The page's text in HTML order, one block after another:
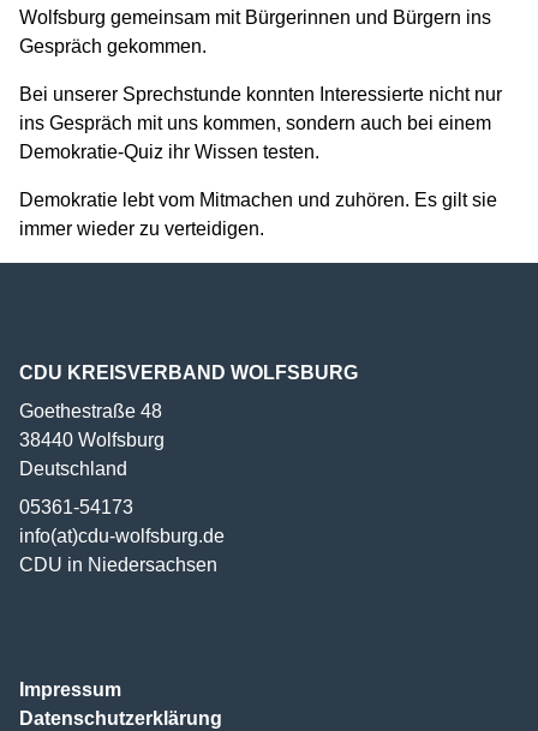
Transparenzbekanntmachung
Wolfsburg gemeinsam mit Bürgerinnen und Bürgern ins
Gespräch gekommen.
Bei unserer Sprechstunde konnten Interessierte nicht nur
ins Gespräch mit uns kommen, sondern auch bei einem
Demokratie-Quiz ihr Wissen testen.
Demokratie lebt vom Mitmachen und zuhören. Es gilt sie
immer wieder zu verteidigen.
CDU KREISVERBAND WOLFSBURG
Goethestraße 48
38440 Wolfsburg
Deutschland
05361-54173
info(at)cdu-wolfsburg.de
CDU in Niedersachsen
Impressum
Datenschutzerklärung